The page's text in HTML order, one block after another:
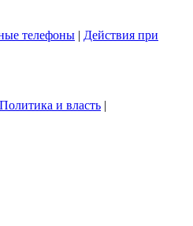
телефоны | Действия при
Политика и власть |